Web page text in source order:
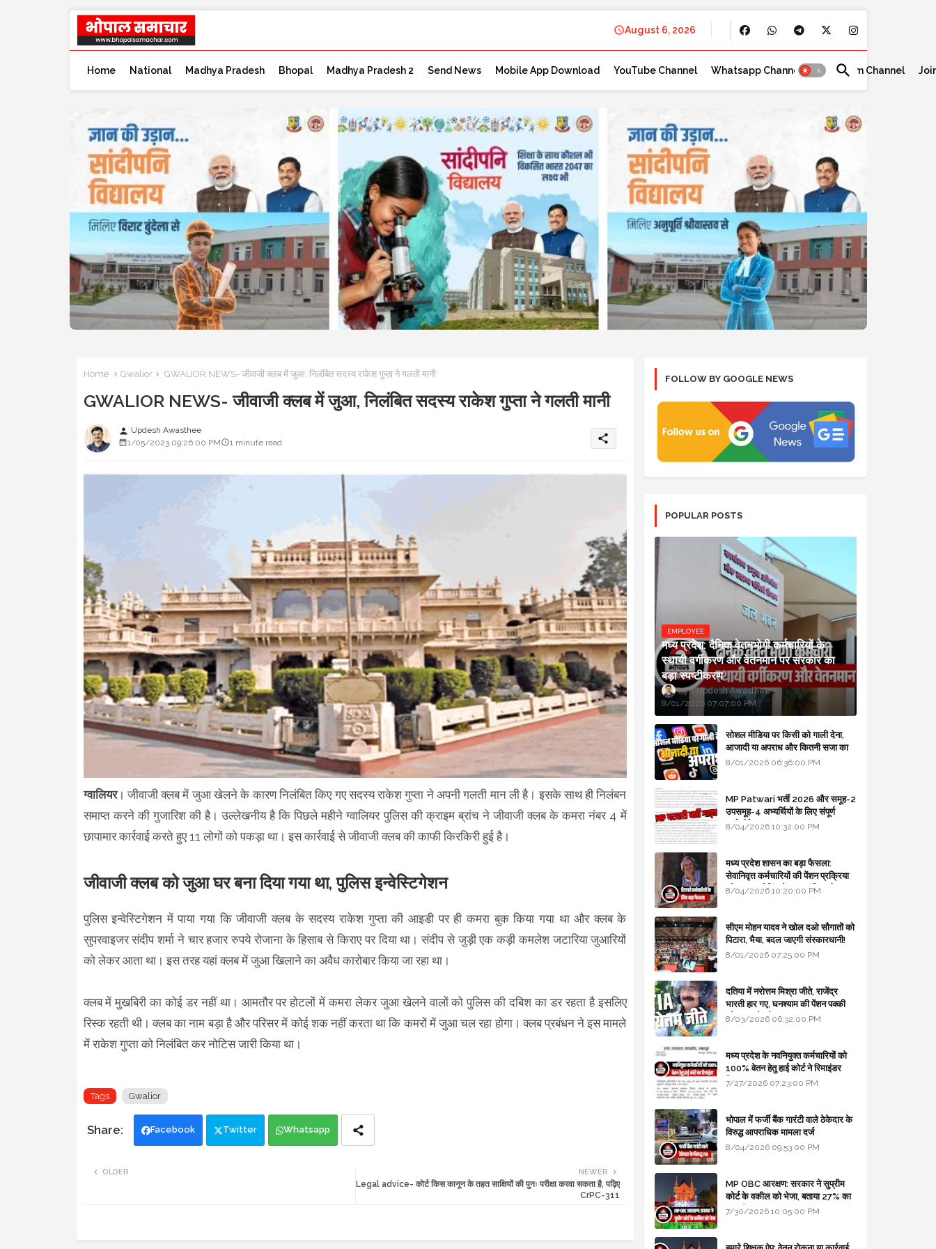
August 6, 2026
Home National Madhya Pradesh Bhopal Madhya Pradesh 2 Send News Mobile App Download YouTube Channel Whatsapp Channel Telegram Channel
Home Gwalior GWALIOR NEWS- जीवाजी क्लब में जुआ, निलंबित सदस्य राकेश गुप्ता ने गलती मानी
GWALIOR NEWS- जीवाजी क्लब में जुआ, निलंबित सदस्य राकेश गुप्ता ने गलती मानी
person Updesh Awasthee
1/05/2023 09:26:00 PM
1 minute read share
ग्वालियर। जीवाजी क्लब में जुआ खेलने के कारण निलंबित किए गए सदस्य राकेश गुप्ता ने अपनी गलती मान ली है। इसके साथ ही निलंबन
समाप्त करने की गुजारिश की है। उल्लेखनीय है कि पिछले महीने ग्वालियर पुलिस की क्राइम ब्रांच ने जीवाजी क्लब के कमरा नंबर 4 में
छापामार कार्रवाई करते हुए 11 लोगों को पकड़ा था। इस कार्रवाई से जीवाजी क्लब की काफी किरकिरी हुई है।
जीवाजी क्लब को जुआ घर बना दिया गया था, पुलिस इन्वेस्टिगेशन
पुलिस इन्वेस्टिगेशन में पाया गया कि जीवाजी क्लब के सदस्य राकेश गुप्ता की आइडी पर ही कमरा बुक किया गया था और क्लब के
सुपरवाइजर संदीप शर्मा ने चार हजार रुपये रोजाना के हिसाब से किराए पर दिया था। संदीप से जुड़ी एक कड़ी कमलेश जटारिया जुआरियों
को लेकर आता था। इस तरह यहां क्लब में जुआ खिलाने का अवैध कारोबार किया जा रहा था।
क्लब में मुखबिरी का कोई डर नहीं था। आमतौर पर होटलों में कमरा लेकर जुआ खेलने वालों को पुलिस की दबिश का डर रहता है इसलिए
रिस्क रहती थी। क्लब का नाम बड़ा है और परिसर में कोई शक नहीं करता था कि कमरों में जुआ चल रहा होगा। क्लब प्रबंधन ने इस मामले
में राकेश गुप्ता को निलंबित कर नोटिस जारी किया था।
Tags Gwalior
Facebook Twitter Whatsapp
NEWER
Legal advice- कोर्ट किस कानून के तहत साक्षियों की पुनः परीक्षा करवा सकता है, पढ़िए
CrPC-311
OLDER
FOLLOW BY GOOGLE NEWS
POPULAR POSTS
EMPLOYEE
मध्य प्रदेश: दैनिक वेतनभोगी कर्मचारियों के
स्थायी वर्गीकरण और वेतनमान पर सरकार का
बड़ा स्पष्टीकरण
Updesh Awasthee
8/01/2026 07:07:00 PM
सोशल मीडिया पर किसी को गाली देना,
आजादी या अपराध और कितनी सजा का
प्रावधान - free legal advice
8/01/2026 06:36:00 PM
MP Patwari भर्ती 2026 और समूह-2
उपसमूह-4 अभ्यर्थियों के लिए संपूर्ण
मार्गदर्शिका
8/04/2026 10:32:00 PM
मध्य प्रदेश शासन का बड़ा फैसला:
सेवानिवृत्त कर्मचारियों की पेंशन प्रक्रिया
और बजट कोडिंग में हुए क्रांतिकारी
8/04/2026 10:20:00 PM
सीएम मोहन यादव ने खोल दओ सौगातों को
पिटारा, भैया, बदल जाएगी संस्कारधानी!
8/01/2026 07:25:00 PM
दतिया में नरोत्तम मिश्रा जीते, राजेंद्र
भारती हार गए, घनश्याम की पेंशन पक्की
और आशुतोष बैक टू...
8/03/2026 06:32:00 PM
मध्य प्रदेश के नवनियुक्त कर्मचारियों को
100% वेतन हेतु हाई कोर्ट ने रिमाइंडर
लिखा
7/27/2026 07:23:00 PM
भोपाल में फर्जी बैंक गारंटी वाले ठेकेदार के
विरुद्ध आपराधिक मामला दर्ज
8/04/2026 09:53:00 PM
MP OBC आरक्षण: सरकार ने सुप्रीम
कोर्ट के वकील को भेजा, बताया 27% का
कानूनी आधार
7/30/2026 10:05:00 PM